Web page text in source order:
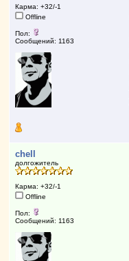
Карма: +32/-1
Offline
Пол:
Сообщений: 1163
chell
долгожитель
Карма: +32/-1
Offline
Пол:
Сообщений: 1163